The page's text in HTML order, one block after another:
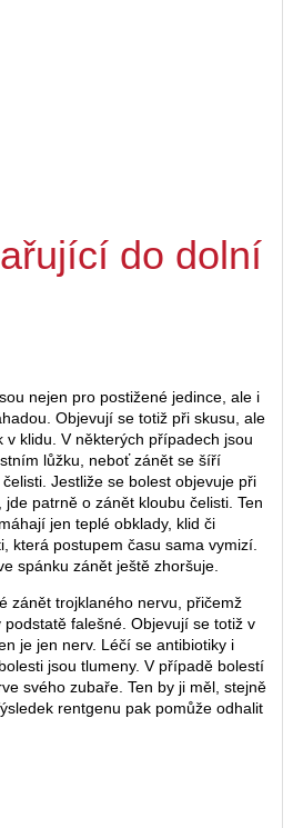
do dolní
nejen pro postižené jedince, ale i
Objevují se totiž při skusu, ale
v klidu. V některých případech jsou
lůžku, neboť zánět se šíří
Jestliže se bolest objevuje při
patrně o zánět kloubu čelisti. Ten
jen teplé obklady, klid či
která postupem času sama vymizí.
spánku zánět ještě zhoršuje.
zánět trojklaného nervu, přičemž
falešné. Objevují se totiž v
je jen nerv. Léčí se antibiotiky i
jsou tlumeny. V případě bolestí
svého zubaře. Ten by ji měl, stejně
rentgenu pak pomůže odhalit